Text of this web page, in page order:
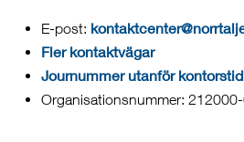
E-post:
Fler kontaktvägar
Journummer utanför kontorstid
Organisationsnummer: